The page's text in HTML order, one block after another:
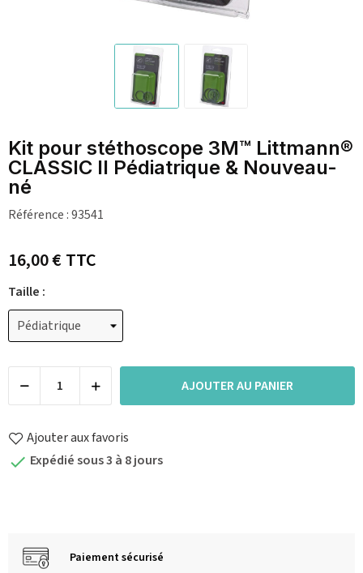
Kit pour stéthoscope 3M™ Littmann®
CLASSIC II Pédiatrique & Nouveau-
né
Référence :93541
16,00 €TTC
Taille :
AJOUTER AU PANIER
Ajouter aux favoris
 Expédié sous 3 à 8 jours
Paiement sécurisé